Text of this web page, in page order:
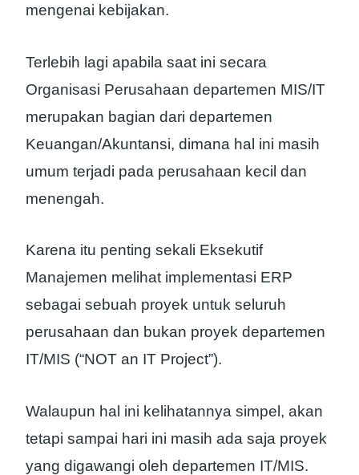
mengenai kebijakan.
Terlebih lagi apabila saat ini secara
Organisasi Perusahaan departemen MIS/IT
merupakan bagian dari departemen
Keuangan/Akuntansi, dimana hal ini masih
umum terjadi pada perusahaan kecil dan
menengah.
Karena itu penting sekali Eksekutif
Manajemen melihat implementasi ERP
sebagai sebuah proyek untuk seluruh
perusahaan dan bukan proyek departemen
IT/MIS (“NOT an IT Project”).
Walaupun hal ini kelihatannya simpel, akan
tetapi sampai hari ini masih ada saja proyek
yang digawangi oleh departemen IT/MIS.